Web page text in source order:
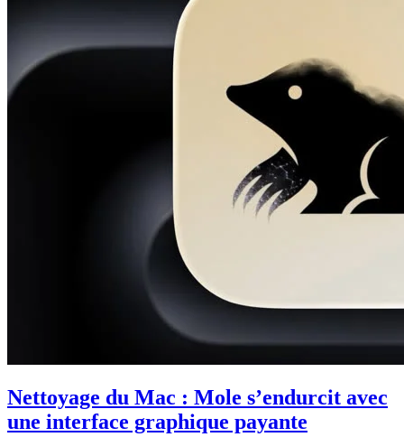
Nettoyage du Mac : Mole s’endurcit avec
une interface graphique payante